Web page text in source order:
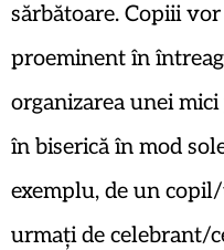
sărbătoare. Copiii
proeminent în
organizarea unei
în biserică în mod
exemplu, de un
urmați de celebrant/